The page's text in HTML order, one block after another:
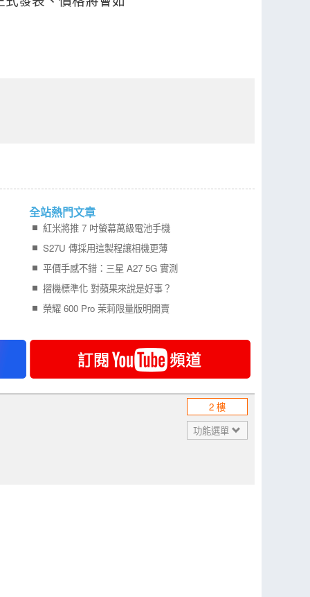
全站熱門文章
紅米將推 7 吋螢幕萬級電池手機
S27U 傳採用這製程讓相機更薄
平價手感不錯：三星 A27 5G 實測
摺機標準化 對蘋果來說是好事？
榮耀 600 Pro 茉莉限量版明開賣
2 樓
功能選單